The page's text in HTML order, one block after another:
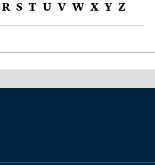
R S T U V W X Y Z